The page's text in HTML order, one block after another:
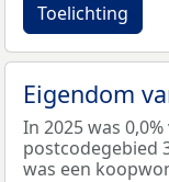
Toelichting
Eigendom
In 2025 was
postcodegebied
was een